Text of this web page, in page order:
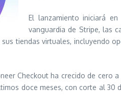
El lanzamiento iniciará
vanguardia de Stripe, las
tiendas virtuales, incluyendo
Checkout ha crecido de
doce meses, con corte al